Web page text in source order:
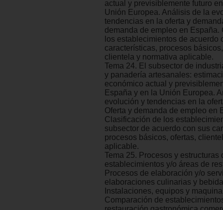
actual y previsiblemente futuro
Unión Europea. Análisis de la
tendencias en la oferta y
demanda de empleo en España.
los establecimientos de acuerdo
características, procesos
clientela y normativa aplicable.
Tema 24. El subsector de
y panadería artesanales:
económico actual y
España y en la Unión Europea.
evolución y tendencias en la
Oferta y demanda de empleo en
Clasificación de los
subsector de acuerdo con sus
procesos básicos, ofertas,
aplicable.
Tema 25. Procesos y estructuras
establecimientos y/o áreas de
Procesos de elaboración y/o
elaboraciones culinarias y
Instalaciones, equipos y
Comparación de